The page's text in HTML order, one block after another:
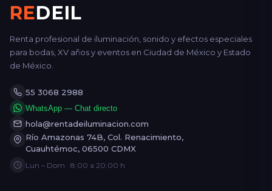
REDEIL
Renta profesional de iluminación, sonido y efectos especiales
para bodas, XV años y eventos en Ciudad de México y Estado
de México.
55 3068 2988
WhatsApp — Chat directo
hola@rentadeiluminacion.com
Río Amazonas 74B, Col. Renacimiento,
Cuauhtémoc, 06500 CDMX
Lun – Dom · 8:00 a 20:00 h